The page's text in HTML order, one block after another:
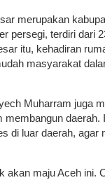
merupakan
persegi, terdiri dari
itu, kehadiran
masyarakat
Muharram juga
membangun
di luar daerah,
akan maju Aceh ini.